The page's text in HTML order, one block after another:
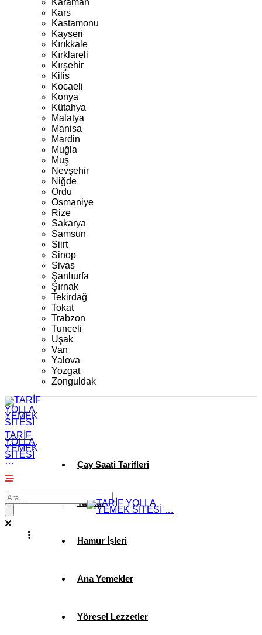
Karaman
Kars
Kastamonu
Kayseri
Kırıkkale
Kırklareli
Kırşehir
Kilis
Kocaeli
Konya
Kütahya
Malatya
Manisa
Mardin
Muğla
Muş
Nevşehir
Niğde
Ordu
Osmaniye
Rize
Sakarya
Samsun
Siirt
Sinop
Sivas
Şanlıurfa
Şırnak
Tekirdağ
Tokat
Trabzon
Tunceli
Uşak
Van
Yalova
Yozgat
Zonguldak
TARİF
YOLLA
YEMEK
SİTESİ
… Çay Saati Tarifleri
Tatlılar
Hamur İşleri
Ana Yemekler
Yöresel Lezzetler